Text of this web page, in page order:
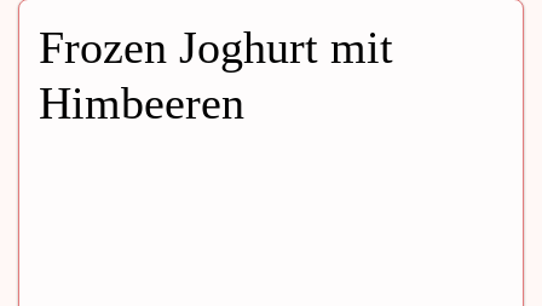
Frozen Joghurt mit
Himbeeren